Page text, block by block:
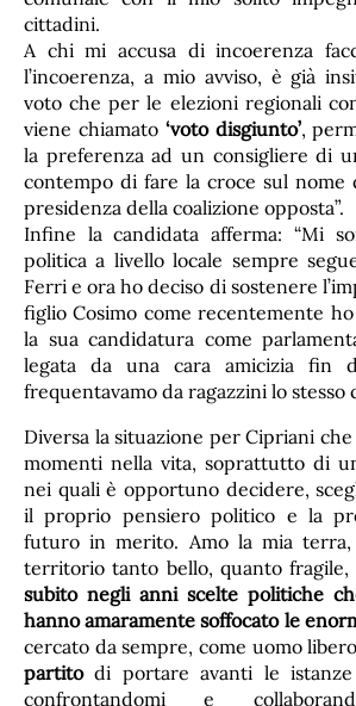
cittadini.
A chi mi accusa di incoerenza
l’incoerenza, a mio avviso, è già
voto che per le elezioni regionali
viene chiamato ‘voto disgiunto’,
la preferenza ad un consigliere di
contempo di fare la croce sul nome
presidenza della coalizione opposta”.
Infine la candidata afferma: “Mi
politica a livello locale sempre
Ferri e ora ho deciso di sostenere
figlio Cosimo come recentemente
la sua candidatura come
legata da una cara amicizia fin
frequentavamo da ragazzini lo stesso
Diversa la situazione per Cipriani che
momenti nella vita, soprattutto di
nei quali è opportuno decidere,
il proprio pensiero politico e la
futuro in merito. Amo la mia
territorio tanto bello, quanto fragile,
subito negli anni scelte politiche
hanno amaramente soffocato le
cercato da sempre, come uomo
partitodi portare avanti le istanze
confrontandomi e